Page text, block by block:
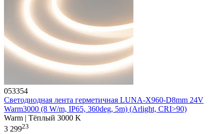
053354
Светодиодная лента герметичная LUNA-X960-D8mm 24V
Warm3000 (8 W/m, IP65, 360deg, 5m) (Arlight, CRI>90)
Warm | Тёплый 3000 K
3 29923